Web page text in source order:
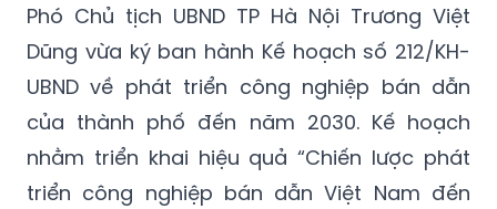
Phó Chủ tịch UBND TP Hà Nội Trương Việt
Dũng vừa ký ban hành Kế hoạch số 212/KH-
UBND về phát triển công nghiệp bán dẫn
của thành phố đến năm 2030. Kế hoạch
nhằm triển khai hiệu quả “Chiến lược phát
triển công nghiệp bán dẫn Việt Nam đến